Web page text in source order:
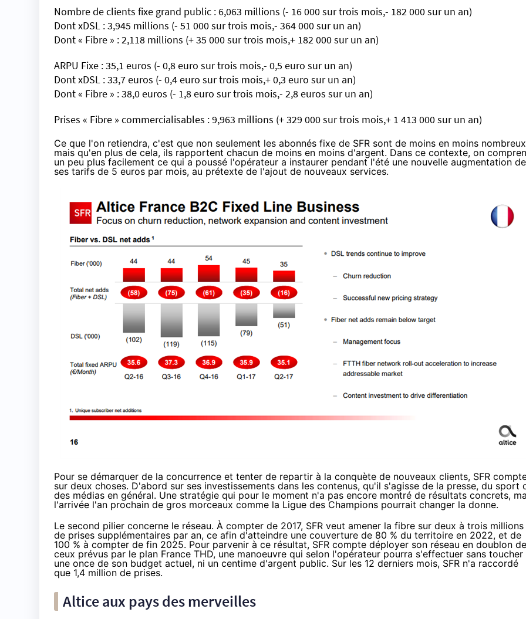
Nombre de clients fixe grand public : 6,063 millions (- 16 000 sur trois mois,- 182 000 sur un an)
Dont xDSL : 3,945 millions (- 51 000 sur trois mois,- 364 000 sur un an)
Dont « Fibre » : 2,118 millions (+ 35 000 sur trois mois,+ 182 000 sur un an)
ARPU Fixe : 35,1 euros (- 0,8 euro sur trois mois,- 0,5 euro sur un an)
Dont xDSL : 33,7 euros (- 0,4 euro sur trois mois,+ 0,3 euro sur un an)
Dont « Fibre » : 38,0 euros (- 1,8 euro sur trois mois,- 2,8 euros sur un an)
Prises « Fibre » commercialisables : 9,963 millions (+ 329 000 sur trois mois,+ 1 413 000 sur un an)
Ce que l'on retiendra, c'est que non seulement les abonnés fixe de SFR sont de moins en moins
mais qu'en plus de cela, ils rapportent chacun de moins en moins d'argent. Dans ce contexte, on
un peu plus facilement ce qui a poussé l'opérateur a instaurer pendant l'été une nouvelle augmentation de
ses tarifs de 5 euros par mois, au prétexte de l'ajout de nouveaux services.
Pour se démarquer de la concurrence et tenter de repartir à la conquète de nouveaux clients, SFR
sur deux choses. D'abord sur ses investissements dans les contenus, qu'il s'agisse de la presse, du sport
des médias en général. Une stratégie qui pour le moment n'a pas encore montré de résultats concrets,
l'arrivée l'an prochain de gros morceaux comme la Ligue des Champions pourrait changer la donne.
Le second pilier concerne le réseau. À compter de 2017, SFR veut amener la fibre sur deux à trois millions
de prises supplémentaires par an, ce afin d'atteindre une couverture de 80 % du territoire en 2022, et de
100 % à compter de fin 2025. Pour parvenir à ce résultat, SFR compte déployer son réseau en doublon de
ceux prévus par le plan France THD, une manoeuvre qui selon l'opérateur pourra s'effectuer sans toucher
une once de son budget actuel, ni un centime d'argent public. Sur les 12 derniers mois, SFR n'a raccordé
que 1,4 million de prises.
Altice aux pays des merveilles